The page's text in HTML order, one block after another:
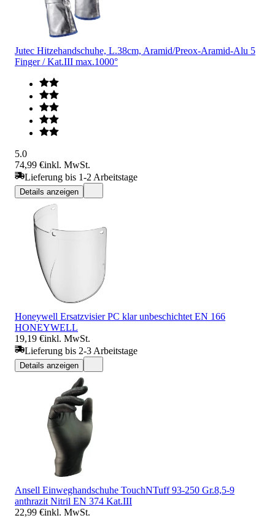
Jutec Hitzehandschuhe, L.38cm, Aramid/Preox-Aramid-Alu 5
Finger / Kat.III max.1000°
5.0
74,99 €inkl. MwSt.
Lieferung bis 1-2 Arbeitstage
Details anzeigen
Honeywell Ersatzvisier PC klar unbeschichtet EN 166
HONEYWELL
19,19 €inkl. MwSt.
Lieferung bis 2-3 Arbeitstage
Details anzeigen
Ansell Einweghandschuhe TouchNTuff 93-250 Gr.8,5-9
anthrazit Nitril EN 374 Kat.III
22,99 €inkl. MwSt.